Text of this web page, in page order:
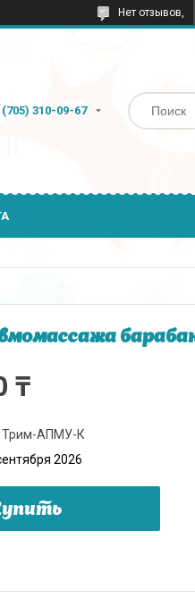
Нет отзывов,
(705) 310-09-67
₸
Трим-АПМУ-К
2026